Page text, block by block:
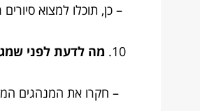
– כן, תוכלו למצוא סיורים
מה לדעת לפני
– חקרו את המנהגים